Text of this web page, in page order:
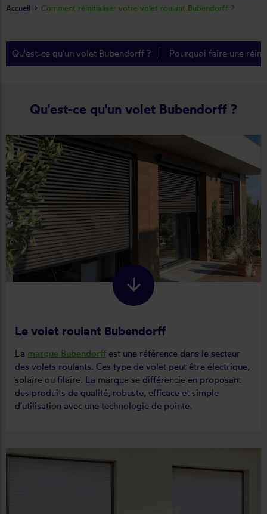
Qu'est-ce qu'un volet Bubendorff ? Pourquoi faire une
Qu'est-ce qu'un volet Bubendorff ?
Le volet roulant Bubendorff
La marque Bubendorff est une référence dans le secteur
des volets roulants. Ces type de volet peut être électrique,
solaire ou filaire. La marque se différencie en proposant
des produits de qualité, robuste, efficace et simple
d'utilisation avec une technologie de pointe.
Accueil Comment réinitialiser votre volet roulant Bubendorff ?